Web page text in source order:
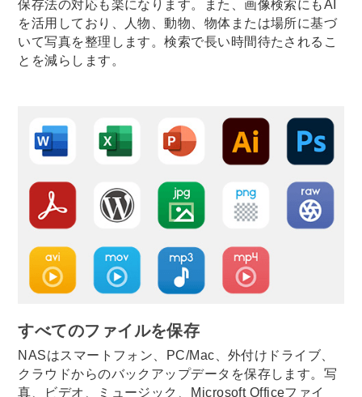
保存法の対応も楽になります。また、画像検索にもAI
を活用しており、人物、動物、物体または場所に基づ
いて写真を整理します。検索で長い時間待たされるこ
とを減らします。
すべてのファイルを保存
NASはスマートフォン、PC/Mac、外付けドライブ、
クラウドからのバックアップデータを保存します。写
真、ビデオ、ミュージック、Microsoft Officeファイ